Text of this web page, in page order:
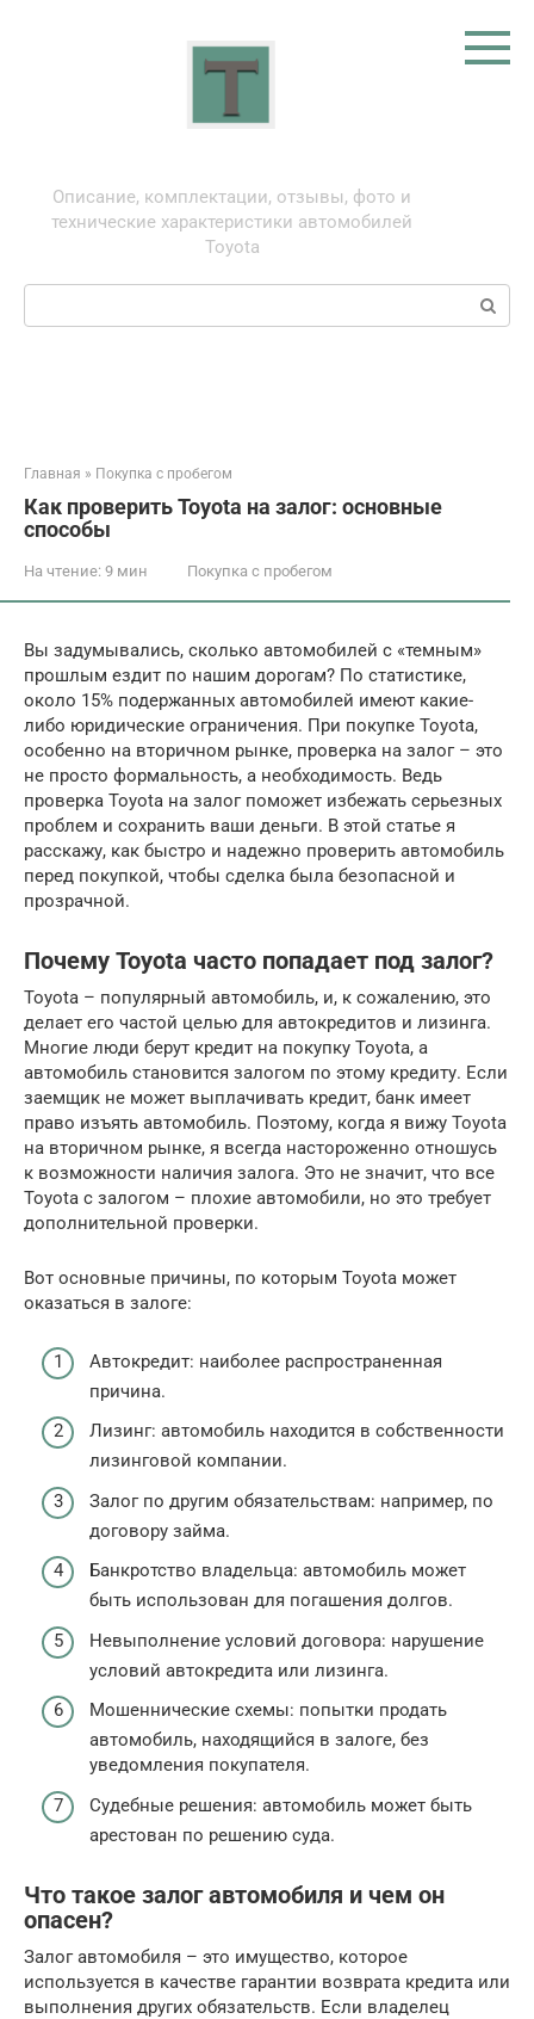
Описание, комплектации, отзывы, фото и
технические характеристики автомобилей
Toyota
Поиск:
Главная » Покупка с пробегом
Как проверить Toyota на залог: основные
способы
На чтение: 9 мин Покупка с пробегом
Вы задумывались, сколько автомобилей с «темным»
прошлым ездит по нашим дорогам? По статистике,
около 15% подержанных автомобилей имеют какие-
либо юридические ограничения. При покупке Toyota,
особенно на вторичном рынке, проверка на залог – это
не просто формальность, а необходимость. Ведь
проверка Toyota на залог поможет избежать серьезных
проблем и сохранить ваши деньги. В этой статье я
расскажу, как быстро и надежно проверить автомобиль
перед покупкой, чтобы сделка была безопасной и
прозрачной.
Почему Toyota часто попадает под залог?
Toyota – популярный автомобиль, и, к сожалению, это
делает его частой целью для автокредитов и лизинга.
Многие люди берут кредит на покупку Toyota, а
автомобиль становится залогом по этому кредиту. Если
заемщик не может выплачивать кредит, банк имеет
право изъять автомобиль. Поэтому, когда я вижу Toyota
на вторичном рынке, я всегда настороженно отношусь
к возможности наличия залога. Это не значит, что все
Toyota с залогом – плохие автомобили, но это требует
дополнительной проверки.
Вот основные причины, по которым Toyota может
оказаться в залоге:
Автокредит: наиболее распространенная
причина.
Лизинг: автомобиль находится в собственности
лизинговой компании.
Залог по другим обязательствам: например, по
договору займа.
Банкротство владельца: автомобиль может
быть использован для погашения долгов.
Невыполнение условий договора: нарушение
условий автокредита или лизинга.
Мошеннические схемы: попытки продать
автомобиль, находящийся в залоге, без
уведомления покупателя.
Судебные решения: автомобиль может быть
арестован по решению суда.
Что такое залог автомобиля и чем он
опасен?
Залог автомобиля – это имущество, которое
используется в качестве гарантии возврата кредита или
выполнения других обязательств. Если владелец